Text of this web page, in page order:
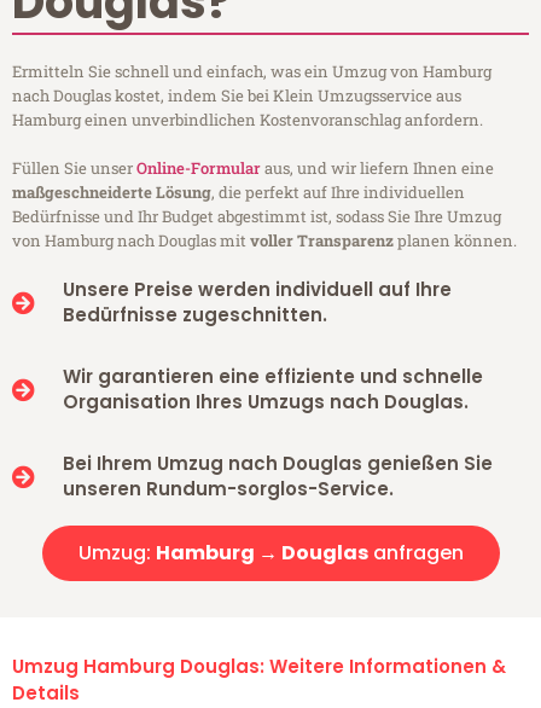
Ermitteln Sie schnell und einfach, was ein Umzug von Hamburg
nach Douglas kostet, indem Sie bei Klein Umzugsservice aus
Hamburg einen unverbindlichen Kostenvoranschlag anfordern.
Füllen Sie unserOnline-Formularaus, und wir liefern Ihnen eine
maßgeschneiderte Lösung, die perfekt auf Ihre individuellen
Bedürfnisse und Ihr Budget abgestimmt ist, sodass Sie Ihre Umzug
von Hamburg nach Douglas mitvoller Transparenzplanen können.
Unsere Preise werden individuell auf Ihre
Bedürfnisse zugeschnitten.
Wir garantieren eine effiziente und schnelle
Organisation Ihres Umzugs nach Douglas.
Bei Ihrem Umzug nach Douglas genießen Sie
unseren Rundum-sorglos-Service.
Umzug: Hamburg → Douglasanfragen
Umzug Hamburg Douglas: Weitere Informationen &
Details